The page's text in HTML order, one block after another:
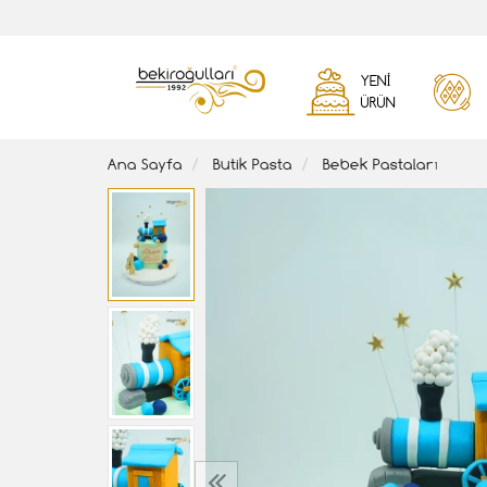
YENI
ÜRÜN
Ana Sayfa Butik Pasta Bebek Pastaları